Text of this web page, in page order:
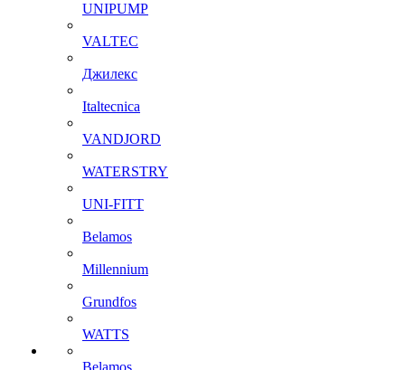
UNIPUMP
VALTEC
Джилекс
Italtecnica
VANDJORD
WATERSTRY
UNI-FITT
Belamos
Millennium
Grundfos
WATTS
Belamos